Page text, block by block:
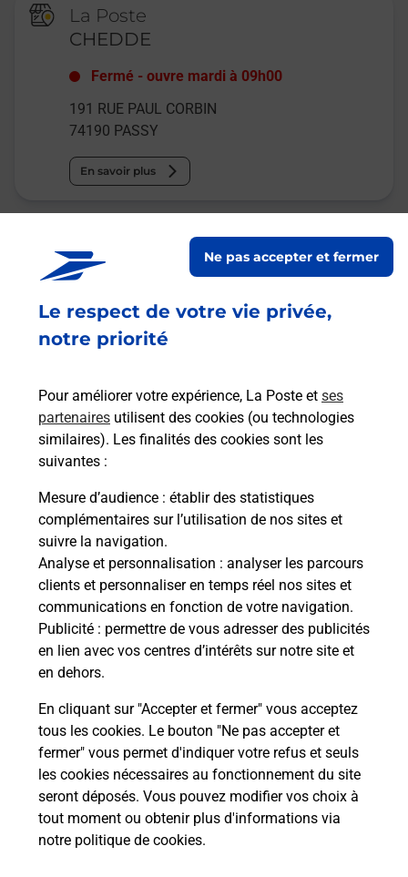
Le respect de votre vie privée,
notre priorité
Pour améliorer votre expérience, La Poste et ses
partenaires utilisent des cookies (ou technologies
similaires). Les finalités des cookies sont les
suivantes :
Mesure d’audience : établir des statistiques
complémentaires sur l’utilisation de nos sites et
suivre la navigation.
Analyse et personnalisation : analyser les parcours
clients et personnaliser en temps réel nos sites et
communications en fonction de votre navigation.
Publicité : permettre de vous adresser des publicités
en lien avec vos centres d’intérêts sur notre site et
en dehors.
En cliquant sur "Accepter et fermer" vous acceptez
tous les cookies. Le bouton "Ne pas accepter et
fermer" vous permet d'indiquer votre refus et seuls
les cookies nécessaires au fonctionnement du site
seront déposés. Vous pouvez modifier vos choix à
tout moment ou obtenir plus d'informations via
notre politique de cookies.
Ne pas accepter et fermer
La Poste
CHEDDE
Fermé -ouvre mardi à 09h00
191 RUE PAUL CORBIN
74190 PASSY
En savoir plus
La Poste
en ligne
Ouvert 24h/24
Recherchez un autre point de contact
Questions fréquemment posées
Quel réseau utilise La Poste Mobile ?
Est-ce que je peux garder mon
numéro de mobile gratuitement ?
Est-ce que je peux bénéficier de la 5G
avec La Poste Mobile ?
Est-ce que je peux utiliser mon forfait
à l’étranger avec La Poste Mobile ?